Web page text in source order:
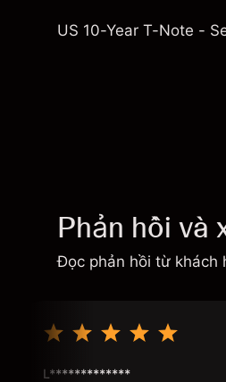
US 10-Year T-Note -
Phản hồi và
Đọc phản hồi từ khách
L*************